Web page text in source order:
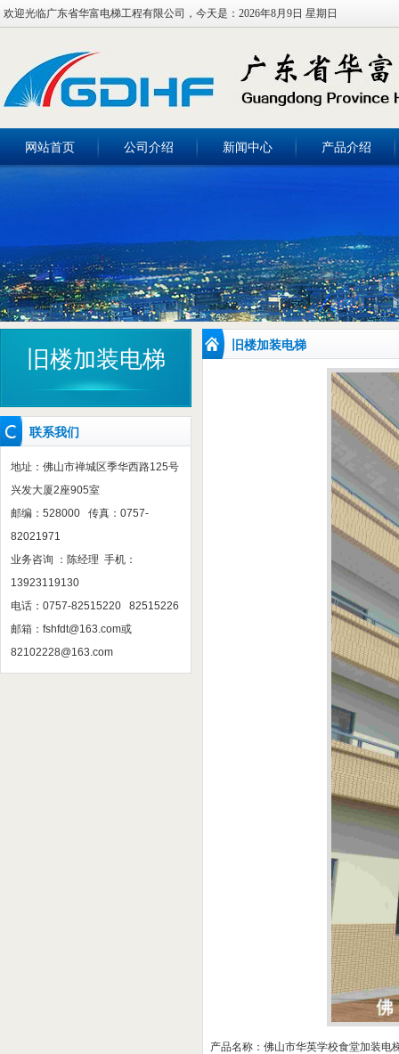
欢迎光临广东省华富电梯工程有限公司，今天是： 2026年8月9日 星期日
网站首页 公司介绍 新闻中心 产品介绍
旧楼加装电梯
联系我们
地址：佛山市禅城区季华西路125号
兴发大厦2座905室
邮编：528000 传真：0757-
82021971
业务咨询 ：陈经理 手机：
13923119130
电话：0757-82515220 82515226
邮箱： fshfdt@163.com或
82102228@163.com
旧楼加装电梯
产品名称：佛山市华英学校食堂加装电